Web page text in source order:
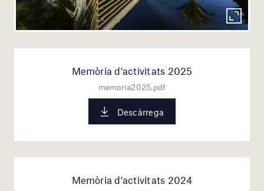
Memòria d'activitats 2025
memoria2025.pdf
Descàrrega
Memòria d'activitats 2024